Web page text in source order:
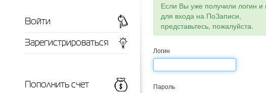
Если Вы уже получили логин и
для входа на ПоЗаписи,
представьтесь, пожалуйста.
Логин
Пароль
Войти
Зарегистрироваться
Пополнить счет